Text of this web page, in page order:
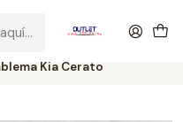
Kia Cerato